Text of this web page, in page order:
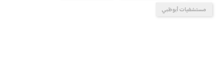
مستشفيات أبوظبي